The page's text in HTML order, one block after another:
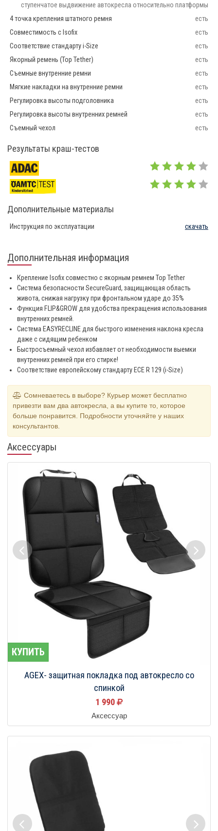
ступенчатое выдвижение автокресла относительно платформы
4 точка крепления штатного ремня
есть
Совместимость с Isofix
есть
Соответствие стандарту i-Size
есть
Якорный ремень (Top Tether)
есть
Съемные внутренние ремни
есть
Мягкие накладки на внутренние ремни
есть
Регулировка высоты подголовника
есть
Регулировка высоты внутренних ремней
есть
Съемный чехол
есть
Результаты краш-тестов
Дополнительные материалы
Инструкция по эксплуатации скачать
Дополнительная информация
Крепление Isofix совместно с якорным ремнем Top Tether
Система безопасности SecureGuard, защищающая область
живота, снижая нагрузку при фронтальном ударе до 35%
Функция FLIP&GROW для удобства прекращения использования
внутренних ремней.
Система EASYRECLINE для быстрого изменения наклона кресла
даже с сидящим ребенком
Быстросъемный чехол избавляет от необходимости выемки
внутренних ремней при его стирке!
Соответствие европейскому стандарту ECE R 129 (i-Size)
Сомневаетесь в выборе? Курьер может бесплатно
привезти вам два автокресла, а вы купите то, которое
больше понравится. Подробности уточняйте у наших
консультантов.
Аксессуары
КУПИТЬ
AGEX- защитная покладка под автокресло со
спинкой
1 990
Аксессуар